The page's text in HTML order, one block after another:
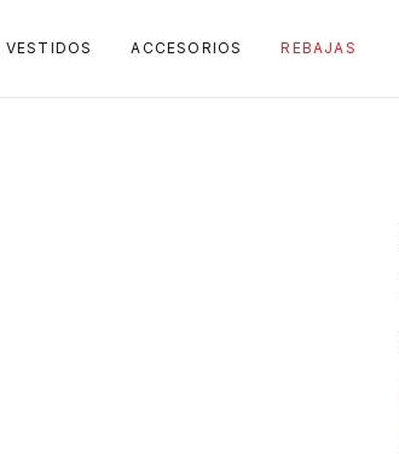
VESTIDOS ACCESORIOS REBAJAS